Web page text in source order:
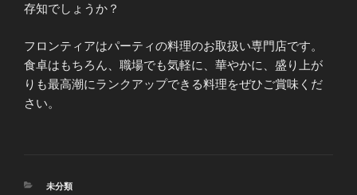
存知でしょうか？
フロンティアはパーティの料理のお取扱い専門店です。
食卓はもちろん、職場でも気軽に、華やかに、盛り上が
りも最高潮にランクアップできる料理をぜひご賞味くだ
さい。
カ
未分類